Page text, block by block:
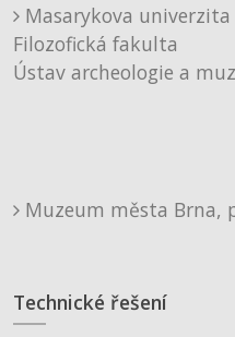
Masarykova univerzita
Filozofická fakulta
Ústav archeologie a
Muzeum města Brna,
Technické řešení